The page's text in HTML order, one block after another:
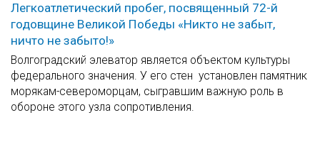
Легкоатлетический пробег, посвященный 72-й
годовщине Великой Победы «Никто не забыт,
ничто не забыто!»
Волгоградский элеватор является объектом культуры
федерального значения. У его стен установлен памятник
морякам-североморцам, сыгравшим важную роль в
обороне этого узла сопротивления.